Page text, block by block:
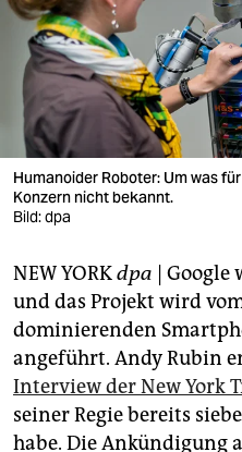
nord
wahrheit
verlag
verlag
veranstaltungen
fragen & hilfe
unterstützen
abo
genossenschaft
Humanoider Roboter: Um was
Konzern nicht bekannt.
Bild: dpa
NEW YORKdpa | Google
und das Projekt wird
dominierenden
angeführt. Andy Rubin
Interview der New York
seiner Regie bereits
habe. Die Ankündigung